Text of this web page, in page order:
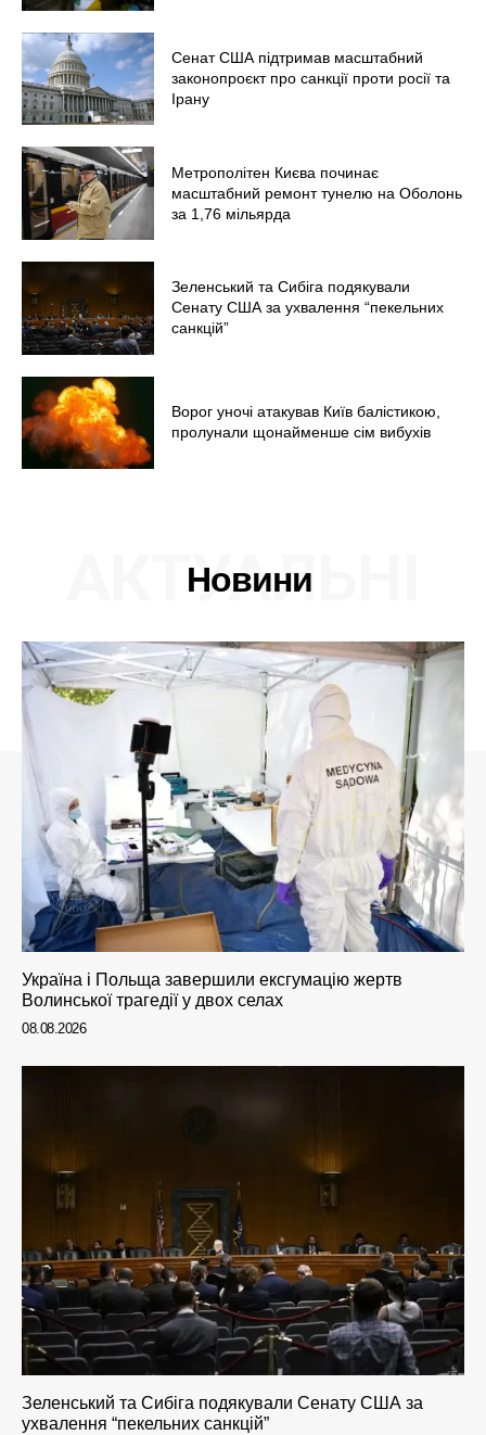
Меню
Київ
Україна
Політика
Світ
Технології
Війна
Сенат США підтримав масштабний
законопроєкт про санкції проти росії та
Ірану
Метрополітен Києва починає
масштабний ремонт тунелю на Оболонь
за 1,76 мільярда
Зеленський та Сибіга подякували
Сенату США за ухвалення “пекельних
санкцій”
Ворог уночі атакував Київ балістикою,
пролунали щонайменше сім вибухів
Новини
АКТУАЛЬНІ
Україна і Польща завершили ексгумацію жертв
Волинської трагедії у двох селах
08.08.2026
Зеленський та Сибіга подякували Сенату США за
ухвалення “пекельних санкцій”